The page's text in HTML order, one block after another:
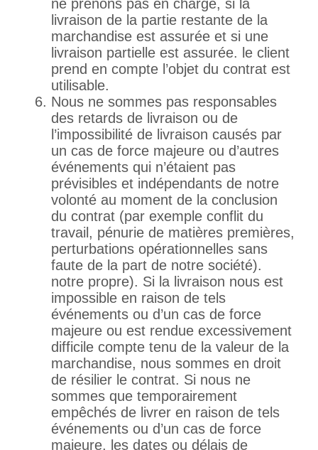
ne prenons pas en charge, si la
livraison de la partie restante de la
marchandise est assurée et si une
livraison partielle est assurée. le client
prend en compte l’objet du contrat est
utilisable.
Nous ne sommes pas responsables
des retards de livraison ou de
l’impossibilité de livraison causés par
un cas de force majeure ou d’autres
événements qui n’étaient pas
prévisibles et indépendants de notre
volonté au moment de la conclusion
du contrat (par exemple conflit du
travail, pénurie de matières premières,
perturbations opérationnelles sans
faute de la part de notre société).
notre propre). Si la livraison nous est
impossible en raison de tels
événements ou d’un cas de force
majeure ou est rendue excessivement
difficile compte tenu de la valeur de la
marchandise, nous sommes en droit
de résilier le contrat. Si nous ne
sommes que temporairement
empêchés de livrer en raison de tels
événements ou d’un cas de force
majeure, les dates ou délais de